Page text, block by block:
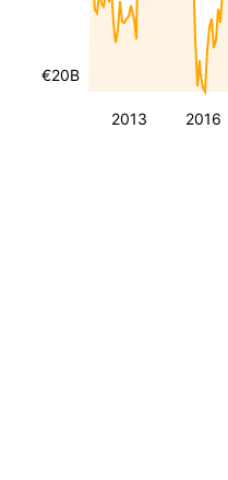
2013 2016
€20B